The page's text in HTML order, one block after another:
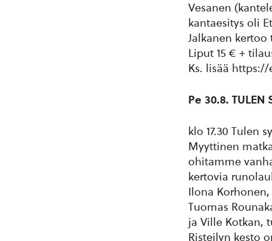
Vesanen
kantaesitys oli
Jalkanen kertoo
Liput 15 € +
Ks. lisää
Pe 30.8. TULEN
klo 17.30 Tulen
Myyttinen
ohitamme
kertovia
Ilona
Tuomas
ja Ville Kotkan,
Risteilyn kesto